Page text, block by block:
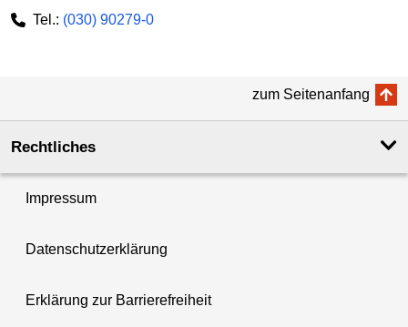
Tel.: (030) 90279-0
zum Seitenanfang
Rechtliches
Impressum
Datenschutzerklärung
Erklärung zur Barrierefreiheit